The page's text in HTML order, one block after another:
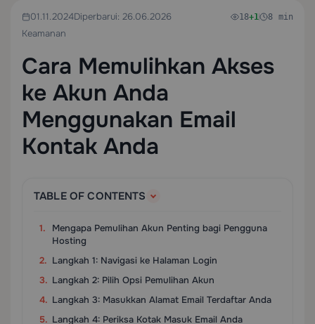
01.11.2024Diperbarui: 26.06.2026
Keamanan
18+1 8 min
Cara Memulihkan Akses
ke Akun Anda
Menggunakan Email
Kontak Anda
TABLE OF CONTENTS
Mengapa Pemulihan Akun Penting bagi Pengguna
Hosting
Langkah 1: Navigasi ke Halaman Login
Langkah 2: Pilih Opsi Pemulihan Akun
Langkah 3: Masukkan Alamat Email Terdaftar Anda
Langkah 4: Periksa Kotak Masuk Email Anda